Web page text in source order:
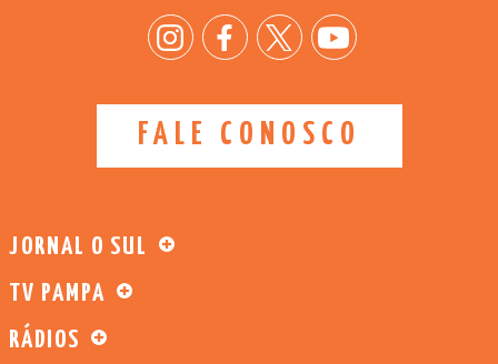
FALE CONOSCO
JORNAL O SUL
TV PAMPA
RÁDIOS